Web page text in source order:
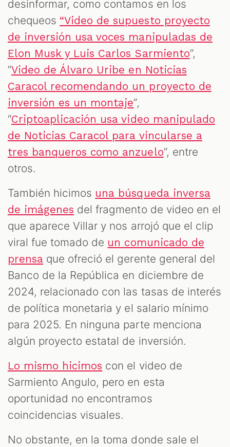
desinformar, como contamos en los
chequeos “Video de supuesto proyecto
de inversión usa voces manipuladas de
Elon Musk y Luis Carlos Sarmiento”,
“Video de Álvaro Uribe en Noticias
Caracol recomendando un proyecto de
inversión es un montaje”,
“Criptoaplicación usa video manipulado
de Noticias Caracol para vincularse a
tres banqueros como anzuelo”, entre
otros.
También hicimos una búsqueda inversa
de imágenes del fragmento de video en el
que aparece Villar y nos arrojó que el clip
viral fue tomado de un comunicado de
prensa que ofreció el gerente general del
Banco de la República en diciembre de
2024, relacionado con las tasas de interés
de política monetaria y el salario mínimo
para 2025. En ninguna parte menciona
algún proyecto estatal de inversión.
Lo mismo hicimos con el video de
Sarmiento Angulo, pero en esta
oportunidad no encontramos
coincidencias visuales.
No obstante, en la toma donde sale el